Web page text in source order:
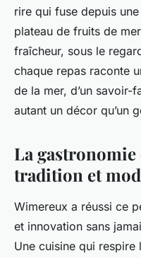
rire qui fuse depuis
plateau de fruits de
fraîcheur, sous le
chaque repas raconte
de la mer, d’un savoir-
autant un décor qu’un
La
tradition et
Wimereux a réussi ce
et innovation sans
Une cuisine qui